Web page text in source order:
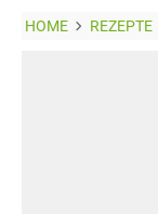
HOME REZEPTE